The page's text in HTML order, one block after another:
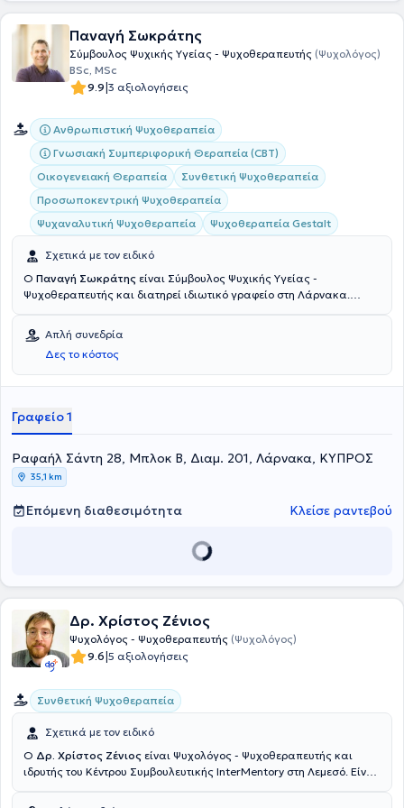
Παναγή Σωκράτης
Σύμβουλος Ψυχικής Υγείας - Ψυχοθεραπευτής (Ψυχολόγος)
BSc, MSc
9.9|3 αξιολογήσεις
Ανθρωπιστική Ψυχοθεραπεία
Γνωσιακή Συμπεριφορική Θεραπεία (CBT)
Οικογενειακή Θεραπεία
Συνθετική Ψυχοθεραπεία
Προσωποκεντρική Ψυχοθεραπεία
Ψυχαναλυτική Ψυχοθεραπεία
Ψυχοθεραπεία Gestalt
Σχετικά με τον ειδικό
Ο Παναγή Σωκράτης είναι Σύμβουλος Ψυχικής Υγείας -
Ψυχοθεραπευτής και διατηρεί ιδιωτικό γραφείο στη Λάρνακα.
Ψυχολογίας και συνέχισε τις σπουδές του σε μεταπτυχιακό επίπεδο
στο Πανεπιστήμιο του Ντέρμπι (Ηνωμένο Βασίλειο) στη Συνθετική
Συμβουλευτική και Ψυχοθεραπεία. Ως Ψυχοθεραπευτής έχει μια
ευρεία εμπειρία που περιλαμβάνει διαχείριση άγχους, κατάθλιψης,
στρες, διατροφικών διαταραχών, πένθους, διαπροσωπικών
σχέσεων και άλλα. Τέλος, έχει προσφέρει τις υπηρεσίες του σε
απεξάρτησης, νοσοκομεία (ιδιωτικά και στρατιωτικά), φυλακές,
επιχειρήσεις και ΜΜΕ (τηλεοπτικούς και ραδιοφωνικούς σταθμούς,
περιοδικά, blogs).
Απλή συνεδρία
Δες το κόστος
Γραφείο 1
Ραφαήλ Σάντη 28, Μπλοκ Β, Διαμ. 201, Λάρνακα, ΚΥΠΡΟΣ
35,1 km
Επόμενη διαθεσιμότητα Κλείσε ραντεβού
Δρ. Χρίστος Ζένιος
Ψυχολόγος - Ψυχοθεραπευτής (Ψυχολόγος)
9.6|5 αξιολογήσεις
Συνθετική Ψυχοθεραπεία
Σχετικά με τον ειδικό
Ο Δρ. Χρίστος Ζένιος είναι Ψυχολόγος - Ψυχοθεραπευτής και
ιδρυτής του Κέντρου Συμβουλευτικής InterMentory στη Λεμεσό. Είναι
μεταπτυχιακές σπουδές στη Συμβουλευτική και Ψυχοθεραπεία από